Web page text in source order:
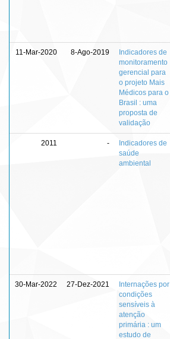
11-Mar-2020 8-Ago-2019
Indicadores de
monitoramento
gerencial para
o projeto Mais
Médicos para o
Brasil : uma
proposta de
validação
2011 -
Indicadores de
saúde
ambiental
30-Mar-2022 27-Dez-2021
Internações por
condições
sensíveis à
atenção
primária : um
estudo de